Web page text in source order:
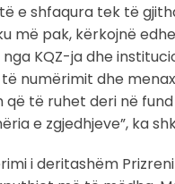
e shfaqura tek të
më pak, kërkojnë
KQZ-ja dhe
numërimit dhe
që të ruhet deri në
e zgjedhjeve”, ka
i deritashëm